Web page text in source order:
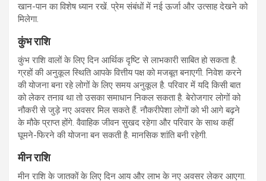
खान-पान का विशेष ध्यान रखें. प्रेम संबंधों में नई ऊर्जा और उत्साह देखने को
मिलेगा.
कुंभ राशि
कुंभ राशि वालों के लिए दिन आर्थिक दृष्टि से लाभकारी साबित हो सकता है.
ग्रहों की अनुकूल स्थिति आपके वित्तीय पक्ष को मजबूत बनाएगी. निवेश करने
की योजना बना रहे लोगों के लिए समय अनुकूल है. परिवार में यदि किसी बात
को लेकर तनाव था तो उसका समाधान निकल सकता है. बेरोजगार लोगों को
नौकरी से जुड़े नए अवसर मिल सकते हैं. नौकरीपेशा लोगों को भी आगे बढ़ने
के मौके प्राप्त होंगे. वैवाहिक जीवन सुखद रहेगा और परिवार के साथ कहीं
घूमने-फिरने की योजना बन सकती है. मानसिक शांति बनी रहेगी.
मीन राशि
मीन राशि के जातकों के लिए दिन आय और लाभ के नए अवसर लेकर आएगा.